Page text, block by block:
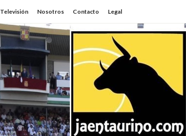
Televisión Nosotros Contacto Legal